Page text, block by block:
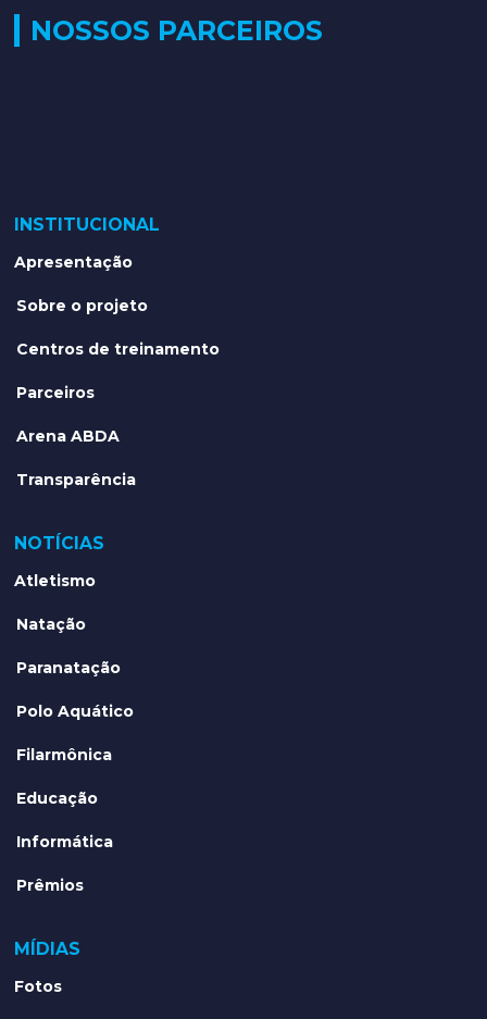
NOSSOS PARCEIROS
INSTITUCIONAL
Apresentação
Sobre o projeto
Centros de treinamento
Parceiros
Arena ABDA
Transparência
NOTÍCIAS
Atletismo
Natação
Paranatação
Polo Aquático
Filarmônica
Educação
Informática
Prêmios
MÍDIAS
Fotos